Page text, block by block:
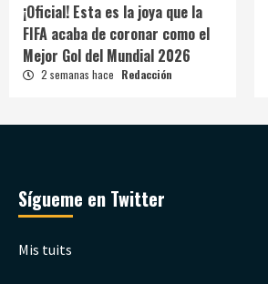
¡Oficial! Esta es la joya que la
FIFA acaba de coronar como el
Mejor Gol del Mundial 2026
2 semanas hace Redacción
Sígueme en Twitter
Mis tuits